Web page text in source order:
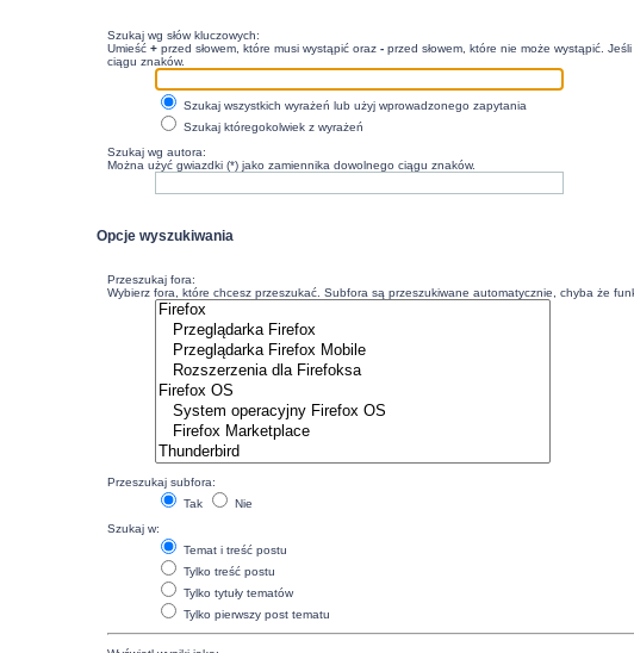
Szukaj wg słów kluczowych:
Umieść+ przed słowem, które musi wystąpić oraz- przed słowem, które nie może wystąpić.
ciągu znaków.
Szukaj wszystkich wyrażeń lub użyj wprowadzonego zapytania
Szukaj któregokolwiek z wyrażeń
Szukaj wg autora:
Można użyć gwiazdki (*) jako zamiennika dowolnego ciągu znaków.
Opcje wyszukiwania
Przeszukaj fora:
Wybierz fora, które chcesz przeszukać. Subfora są przeszukiwane automatycznie, chyba że
Przeszukaj subfora:
Tak
Nie
Szukaj w:
Temat i treść postu
Tylko treść postu
Tylko tytuły tematów
Tylko pierwszy post tematu